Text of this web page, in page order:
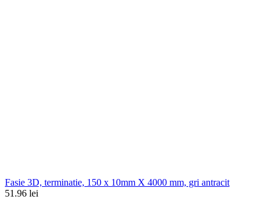
Fasie 3D, terminatie, 150 x 10mm X 4000 mm, gri antracit
51.96 lei